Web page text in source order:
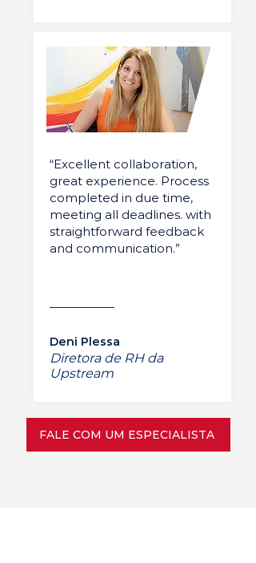
“Excellent collaboration,
great experience. Process
completed in due time,
meeting all deadlines. with
straightforward feedback
and communication.”
Deni Plessa
Diretora de RH da
Upstream
FALE COM UM ESPECIALISTA